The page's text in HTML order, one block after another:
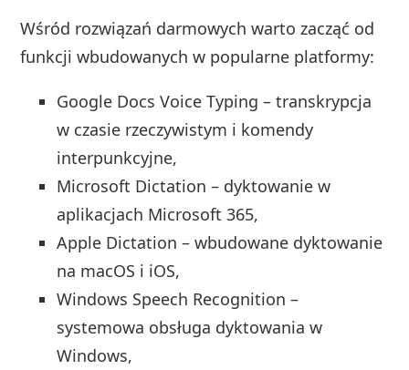
Wśród rozwiązań darmowych warto zacząć od
funkcji wbudowanych w popularne platformy:
Google Docs Voice Typing – transkrypcja
w czasie rzeczywistym i komendy
interpunkcyjne,
Microsoft Dictation – dyktowanie w
aplikacjach Microsoft 365,
Apple Dictation – wbudowane dyktowanie
na macOS i iOS,
Windows Speech Recognition –
systemowa obsługa dyktowania w
Windows,